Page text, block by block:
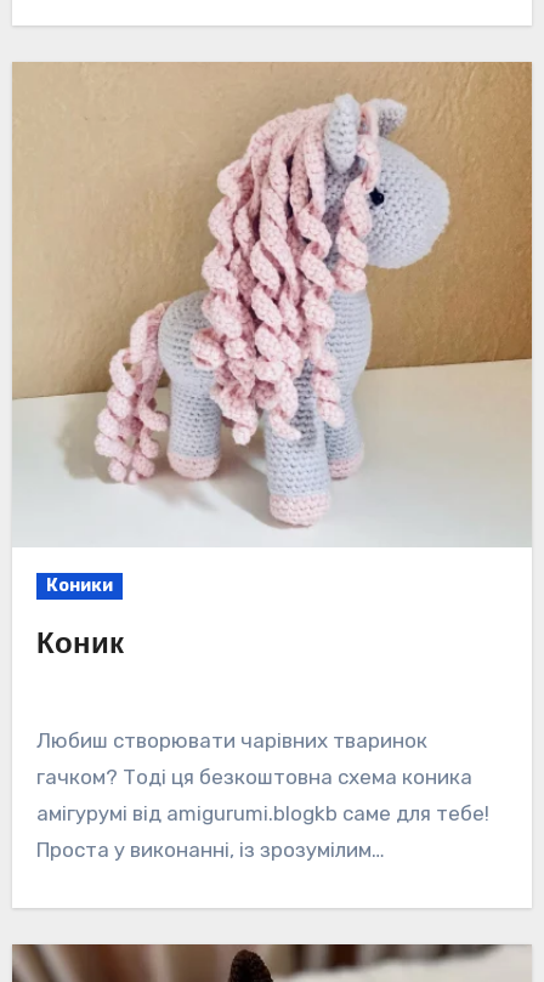
Коники
Коник
Любиш створювати чарівних тваринок
гачком? Тоді ця безкоштовна схема коника
амігурумі від amigurumi.blogkb саме для тебе!
Проста у виконанні, із зрозумілим…